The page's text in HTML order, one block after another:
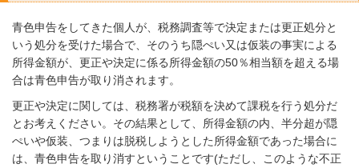
青色申告をしてきた個人が、税務調査等で決定または更正処分と
いう処分を受けた場合で、そのうち隠ぺい又は仮装の事実による
所得金額が、更正や決定に係る所得金額の50％相当額を超える場
合は青色申告が取り消されます。
更正や決定に関しては、税務署が税額を決めて課税を行う処分だ
とお考えください。その結果として、所得金額の内、半分超が隠
ぺいや仮装、つまりは脱税しようとした所得金額であった場合に
は、青色申告を取り消すということです(ただし、このような不正